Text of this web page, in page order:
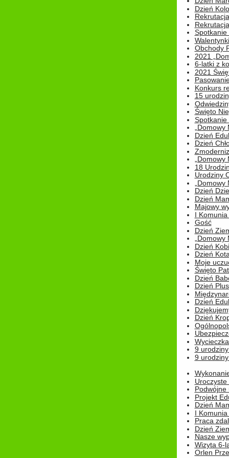
Dzień
Rekrutacja
Spotkanie
Obchody
2021
6-latki z
2021
Konkurs
15
Święto
Spotkanie
Dzień
Dzień
18
Urodziny
Dzień
Dzień
Majowy
I
Gość
Dzień
Dzień
Dzień
Moje
Święto
Dzień
Dzień
Dzień
Dzień
9
9
Podwójne
Projekt
Dzień
I
Praca
Dzień
Nasze
Wizyta 6-
Orlen